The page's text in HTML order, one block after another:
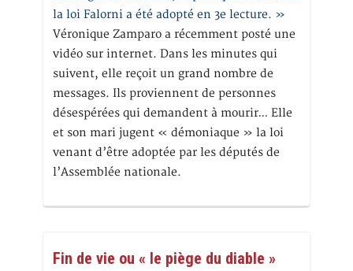
la loi Falorni a été adopté en 3e lecture. »
Véronique Zamparo a récemment posté une
vidéo sur internet. Dans les minutes qui
suivent, elle reçoit un grand nombre de
messages. Ils proviennent de personnes
désespérées qui demandent à mourir… Elle
et son mari jugent « démoniaque » la loi
venant d’être adoptée par les députés de
l’Assemblée nationale.
Fin de vie ou « le piège du diable »